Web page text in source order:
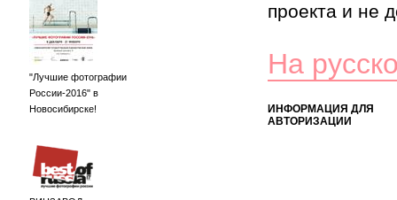
"Лучшие фотографии
России-2016" в
Новосибирске!
проекта и не
На
ИНФОРМАЦИЯ ДЛЯ
АВТОРИЗАЦИИ